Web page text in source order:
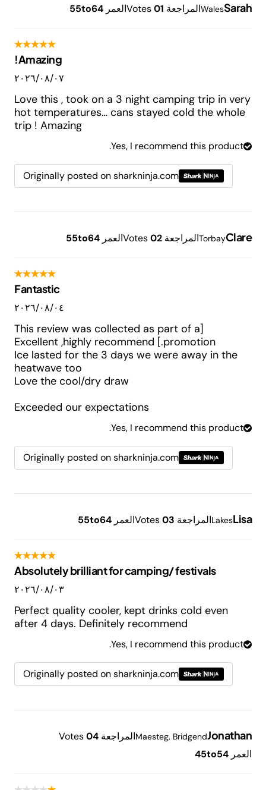
Sarah
Walesالمراجعة 1
Votes 0 العمر 55to64
Amazing!
٠٧‏/٠٨‏/٢٠٢٦
Love this , took on a 3 night camping trip in very
hot temperatures… cans stayed cold the whole
trip ! Amazing
Yes, I recommend this product.
Originally posted on sharkninja.com
Clare
Torbayالمراجعة 2
Votes 0 العمر 55to64
Fantastic
٠٤‏/٠٨‏/٢٠٢٦
[This review was collected as part of a
promotion.] Excellent ,highly recommend
Ice lasted for the 3 days we were away in the
heatwave too
Love the cool/dry draw
Exceeded our expectations
Yes, I recommend this product.
Originally posted on sharkninja.com
Lisa
Lakesالمراجعة 3
Votes0 العمر 55to64
Absolutely brilliant for camping/ festivals
٠٣‏/٠٨‏/٢٠٢٦
Perfect quality cooler, kept drinks cold even
after 4 days. Definitely recommend
Yes, I recommend this product.
Originally posted on sharkninja.com
Jonathan
Maesteg, Bridgendالمراجعة 4
Votes0
العمر 45to54